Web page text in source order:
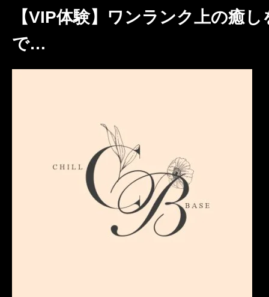
ジャンルから探す
店舗型 マンション(個室)
エリアから探す
青森
山形
クーポン
写メ日記
【VIP体験】ワンランク上の癒
で…